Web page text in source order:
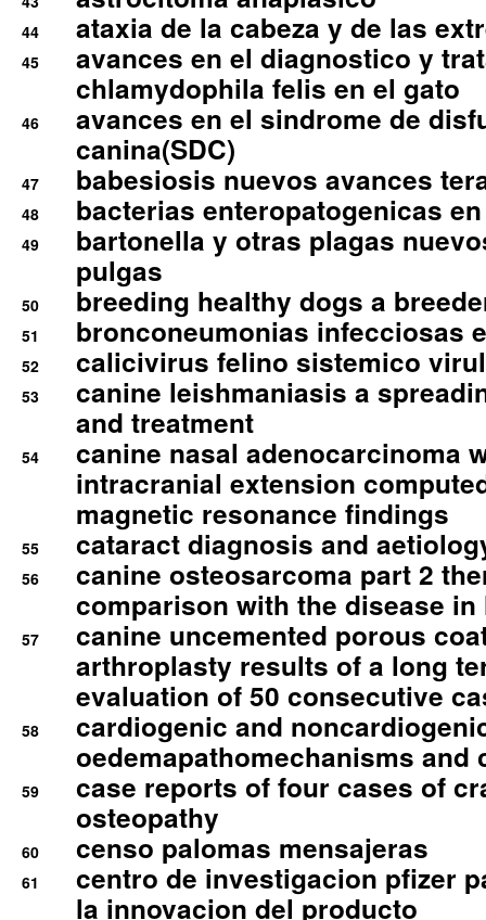
44 ataxia de la cabeza y de las
45
avances en el diagnostico y
chlamydophila felis en el gato
46
avances en el sindrome de
canina(SDC)
47 babesiosis nuevos avances
48 bacterias enteropatogenicas
49
bartonella y otras plagas
pulgas
50 breeding healthy dogs a
51 bronconeumonias infecciosas
52 calicivirus felino sistemico
53
canine leishmaniasis a
and treatment
54
canine nasal adenocarcinoma
intracranial extension
magnetic resonance findings
55 cataract diagnosis and
56
canine osteosarcoma part 2
comparison with the disease in
57
canine uncemented porous
arthroplasty results of a long
evaluation of 50 consecutive
58
cardiogenic and
oedemapathomechanisms and
59
case reports of four cases of
osteopathy
60 censo palomas mensajeras
61
centro de investigacion pfizer
la innovacion del producto